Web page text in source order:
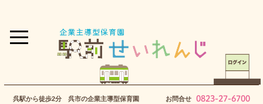
呉駅から徒歩2分 呉市の企業主導型保育園 お問合せ 0823-27-6700